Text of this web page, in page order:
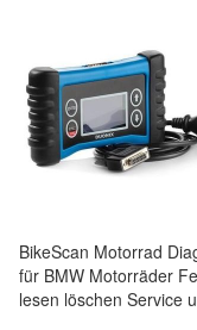
BikeScan Motorrad
für BMW Motorräder
lesen löschen Service